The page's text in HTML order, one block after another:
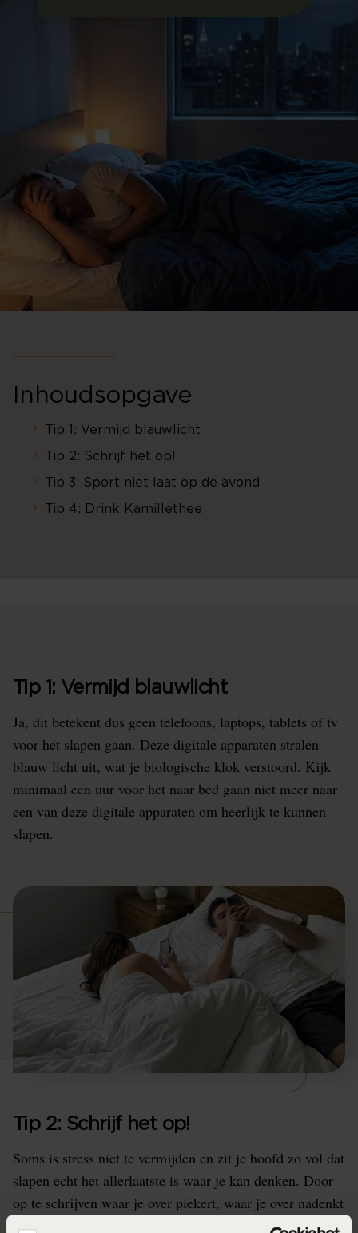
Inhoudsopgave
Tip 1: Vermijd blauwlicht
Tip 2: Schrijf het op!
Tip 3: Sport niet laat op de avond
Tip 4: Drink Kamillethee
Tip 1: Vermijd blauwlicht
Ja, dit betekent dus geen telefoons, laptops, tablets of tv
voor het slapen gaan. Deze digitale apparaten stralen
blauw licht uit, wat je biologische klok verstoord. Kijk
minimaal een uur voor het naar bed gaan niet meer naar
een van deze digitale apparaten om heerlijk te kunnen
slapen.
Tip 2: Schrijf het op!
Soms is stress niet te vermijden en zit je hoofd zo vol dat
slapen echt het allerlaatste is waar je kan denken. Door
op te schrijven waar je over piekert, waar je over nadenkt
of wat je nog moet doen, zet je het uit je hoofd en hoef